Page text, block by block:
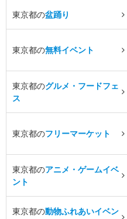
東京都の盆踊り
東京都の無料イベント
東京都のグルメ・フードフェ
ス
東京都のフリーマーケット
東京都のアニメ・ゲームイベ
ント
東京都の動物ふれあいイベン